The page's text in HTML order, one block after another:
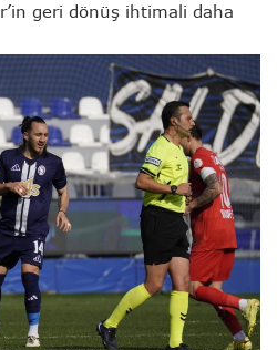
geri dönüş ihtimali daha